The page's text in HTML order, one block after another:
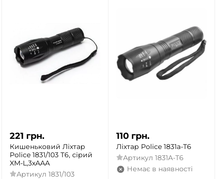
221 грн.
Кишеньковий Ліхтар
Police 1831/103 T6, сірий
XM-L,3xAAA
Артикул 1831/103
110 грн.
Ліхтар Police 1831a-T6
Артикул 1831A-T6
Немає в наявності